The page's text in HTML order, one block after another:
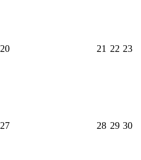
20 21 22 23
27 28 29 30